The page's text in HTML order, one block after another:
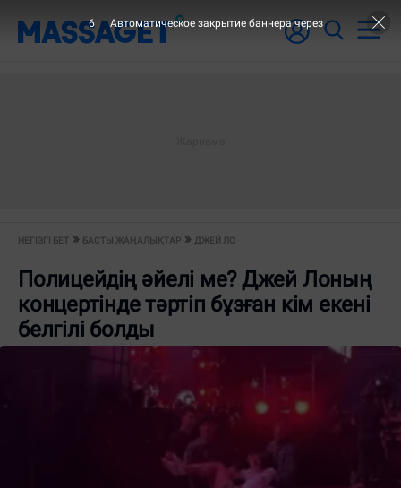
НЕГІЗГІ БЕТ БАСТЫ ЖАҢАЛЫҚТАР ДЖЕЙ ЛО
Полицейдің әйелі ме? Джей Лоның
концертінде тәртіп бұзған кім екені
белгілі болды
6 Автоматическое закрытие баннера через